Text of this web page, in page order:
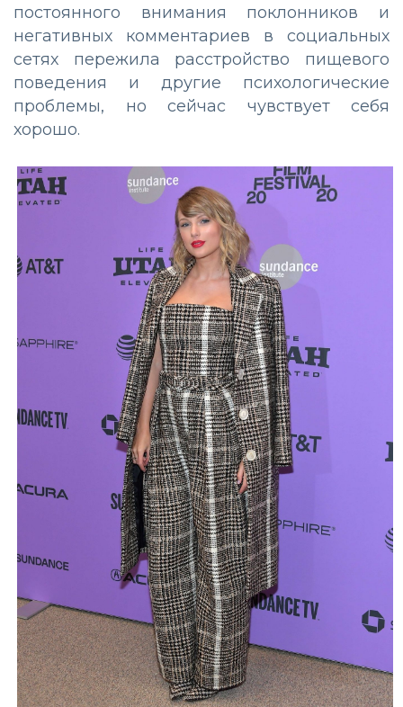
постоянного внимания поклонников и
негативных комментариев в социальных
сетях пережила расстройство пищевого
поведения и другие психологические
проблемы, но сейчас чувствует себя
хорошо.